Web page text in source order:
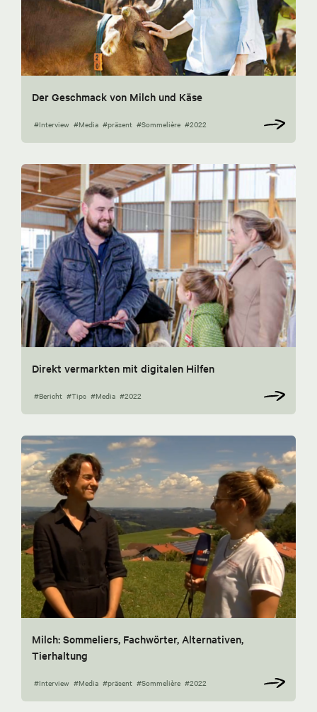
Der Geschmack von Milch und Käse
#Interview #Media #präsent #Sommelière #2022
Direkt vermarkten mit digitalen Hilfen
#Bericht #Tips #Media #2022
Milch: Sommeliers, Fachwörter, Alternativen,
Tierhaltung
#Interview #Media #präsent #Sommelière #2022